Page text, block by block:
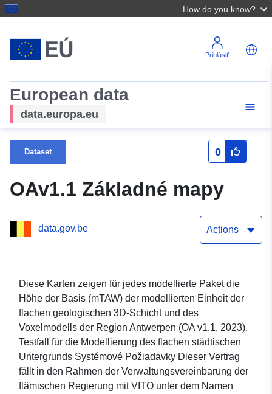
How do you know?
Prihlásiť
European data
data.europa.eu
Dataset 0
OAv1.1 Základné mapy
data.gov.be Actions
Diese Karten zeigen für jedes modellierte Paket die
Höhe der Basis (mTAW) der modellierten Einheit der
flachen geologischen 3D-Schicht und des
Voxelmodells der Region Antwerpen (OA v1.1, 2023).
Testfall für die Modellierung des flachen städtischen
Untergrunds Systémové Požiadavky Dieser Vertrag
fällt in den Rahmen der Verwaltungsvereinbarung der
flämischen Regierung mit VITO unter dem Namen